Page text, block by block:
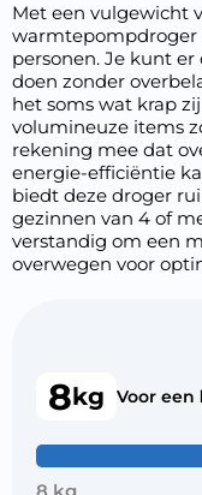
Met een vulgewicht
warmtepompdroger
personen. Je kunt
doen zonder
het soms wat krap
volumineuze items
rekening mee dat
energie-efficiëntie
biedt deze droger
gezinnen van 4 of
verstandig om een
overwegen voor
8kg Voor een